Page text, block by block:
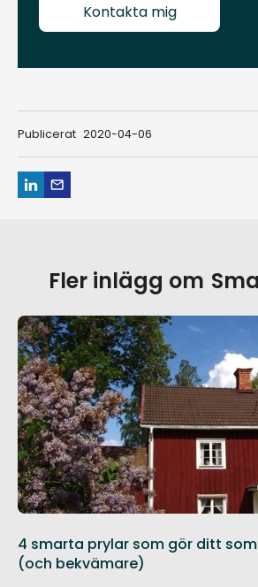
Kontakta mig
Publicerat 2020-04-06
Fler inlägg om
4 smarta prylar som gör ditt
(och bekvämare)